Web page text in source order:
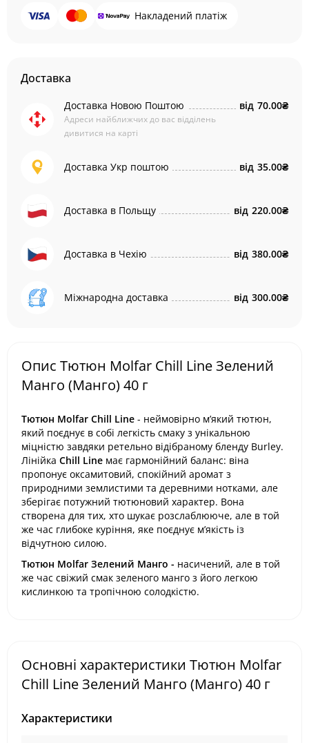
Накладений платіж
Доставка
Доставка Новою Поштою
Адреси найближчих до вас відділень
дивитися на карті
від 70.00₴
Доставка Укр поштою від 35.00₴
Доставка в Польщу від 220.00₴
Доставка в Чехію від 380.00₴
Міжнародна доставка від 300.00₴
Опис Тютюн Molfar Chill Line Зелений
Манго (Манго) 40 г
Тютюн Molfar Chill Line - неймовірно м’який тютюн,
який поєднує в собі легкість смаку з унікальною
міцністю завдяки ретельно відібраному бленду Burley.
Лінійка Chill Line має гармонійний баланс: віна
пропонує оксамитовий, спокійний аромат з
природними землистими та деревними нотками, але
зберігає потужний тютюновий характер. Вона
створена для тих, хто шукає розслаблююче, але в той
же час глибоке куріння, яке поєднує м’якість із
відчутною силою.
Тютюн Molfar Зелений Манго - насичений, але в той
же час свіжий смак зеленого манго з його легкою
кислинкою та тропічною солодкістю.
Основні характеристики Тютюн Molfar
Chill Line Зелений Манго (Манго) 40 г
Характеристики